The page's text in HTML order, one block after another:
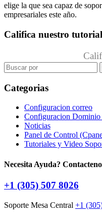
elige la que sea capaz de
empresariales este año.
Califica nuestro
Search
for:
Categorias
Configuracion correo
Configuracion
Noticias
Panel de Control
Tutoriales y Video
Necesita Ayuda?
+1 (305) 507 8026
Soporte Mesa Central +1